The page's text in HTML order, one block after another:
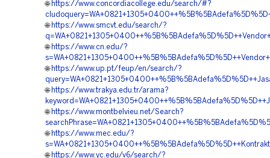
🌐 https://www.concordiacollege.edu/search/#?
🌐 https://www.smcvt.edu/search/?
🌐 https://www.cn.edu/?
🌐 https://www.up.pt/feup/en/search/?
🌐 https://www.trakya.edu.tr/arama?
🌐 https://www.montbelvieu.net/Search?
🌐 https://www.mec.edu/?
🌐 https://www.yc.edu/v6/search/?